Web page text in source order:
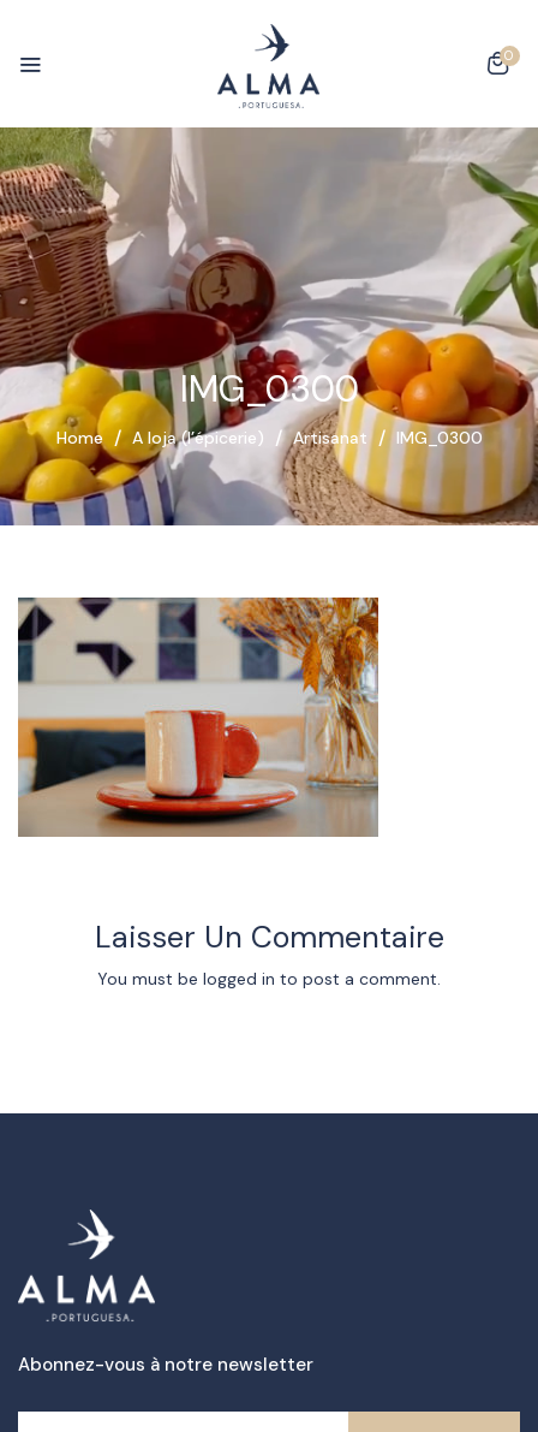
0
IMG_0300
Home A loja (l’épicerie) Artisanat IMG_0300
Laisser Un Commentaire
You must be logged in to post a comment.
Abonnez-vous à notre newsletter